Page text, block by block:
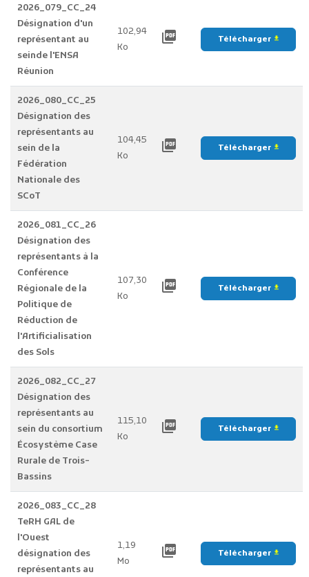
2026_079_CC_24
Désignation d'un
représentant au
seinde l'ENSA
Réunion
102,94
Ko
picture_as_pdf Télécharger file_download
2026_080_CC_25
Désignation des
représentants au
sein de la
Fédération
Nationale des
SCoT
104,45
Ko
picture_as_pdf Télécharger file_download
2026_081_CC_26
Désignation des
représentants à la
Conférence
Régionale de la
Politique de
Réduction de
l'Artificialisation
des Sols
107,30
Ko
picture_as_pdf Télécharger file_download
2026_082_CC_27
Désignation des
représentants au
sein du consortium
Écosystème Case
Rurale de Trois-
Bassins
115,10
Ko
picture_as_pdf Télécharger file_download
2026_083_CC_28
TeRH GAL de
l'Ouest
désignation des
représentants au
1,19
Mo
picture_as_pdf Télécharger file_download